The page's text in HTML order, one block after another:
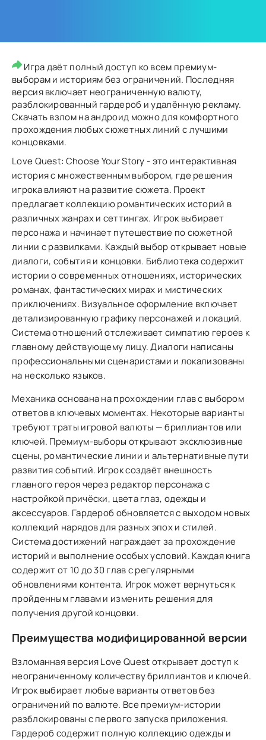
Игра даёт полный доступ ко всем премиум-
выборам и историям без ограничений. Последняя
версия включает неограниченную валюту,
разблокированный гардероб и удалённую рекламу.
Скачать взлом на андроид можно для комфортного
прохождения любых сюжетных линий с лучшими
концовками.
Love Quest: Choose Your Story - это интерактивная
история с множественным выбором, где решения
игрока влияют на развитие сюжета. Проект
предлагает коллекцию романтических историй в
различных жанрах и сеттингах. Игрок выбирает
персонажа и начинает путешествие по сюжетной
линии с развилками. Каждый выбор открывает новые
диалоги, события и концовки. Библиотека содержит
истории о современных отношениях, исторических
романах, фантастических мирах и мистических
приключениях. Визуальное оформление включает
детализированную графику персонажей и локаций.
Система отношений отслеживает симпатию героев к
главному действующему лицу. Диалоги написаны
профессиональными сценаристами и локализованы
на несколько языков.
Механика основана на прохождении глав с выбором
ответов в ключевых моментах. Некоторые варианты
требуют траты игровой валюты — бриллиантов или
ключей. Премиум-выборы открывают эксклюзивные
сцены, романтические линии и альтернативные пути
развития событий. Игрок создаёт внешность
главного героя через редактор персонажа с
настройкой причёски, цвета глаз, одежды и
аксессуаров. Гардероб обновляется с выходом новых
коллекций нарядов для разных эпох и стилей.
Система достижений награждает за прохождение
историй и выполнение особых условий. Каждая книга
содержит от 10 до 30 глав с регулярными
обновлениями контента. Игрок может вернуться к
пройденным главам и изменить решения для
получения другой концовки.
Преимущества модифицированной версии
Взломанная версия Love Quest открывает доступ к
неограниченному количеству бриллиантов и ключей.
Игрок выбирает любые варианты ответов без
ограничений по валюте. Все премиум-истории
разблокированы с первого запуска приложения.
Гардероб содержит полную коллекцию одежды и